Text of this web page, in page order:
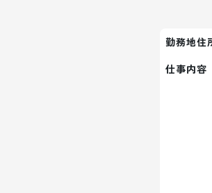
勤務地住
仕事内容